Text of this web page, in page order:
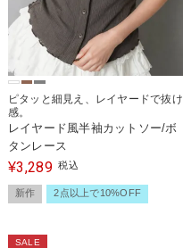
ピタッと細見え、レイヤードで抜け
感。
レイヤード風半袖カットソー/ボ
タンレース
¥3,289 税込
新作 2点以上で10%OFF
SALE